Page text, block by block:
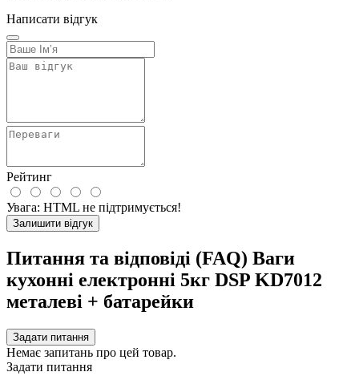
Написати відгук
Рейтинг
Увага: HTML не підтримується!
Залишити відгук
Питання та відповіді (FAQ) Ваги
кухонні електронні 5кг DSP KD7012
металеві + батарейки
Задати питання
Немає запитань про цей товар.
Задати питання